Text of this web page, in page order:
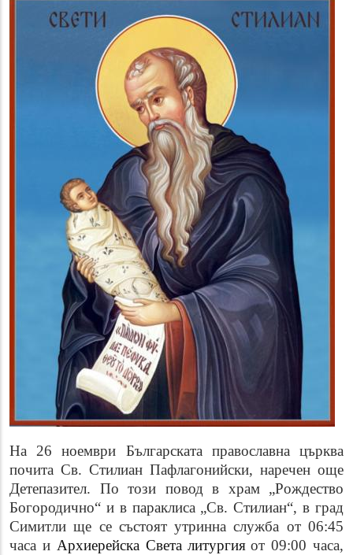
На 26 ноември Българската православна църква
почита Св. Стилиан Пафлагонийски, наречен още
Детепазител. По този повод в храм „Рождество
Богородично“ и в параклиса „Св. Стилиан“, в град
Симитли ще се състоят утринна служба от 06:45
часа и Архиерейска Света литургия от 09:00 часа,